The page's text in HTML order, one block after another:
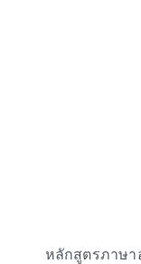
หลักสูตรภาษา